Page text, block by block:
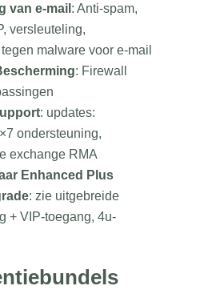
van e-mail : Anti-spam,
versleuteling,
malware voor e-mail
: Firewall
: updates:
ondersteuning,
exchange RMA
Enhanced Plus
: zie uitgebreide
+ VIP-toegang, 4u-